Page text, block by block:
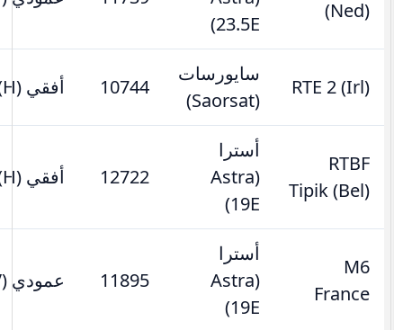
(Ned)
23.5E)
RTE 2 (Irl)
سايورسات
(Saorsat)
10744 أفقي (H)
RTBF
Tipik (Bel)
أسترا
(Astra
19E)
12722 أفقي (H)
M6
France
أسترا
(Astra
19E)
11895 عمودي (V)